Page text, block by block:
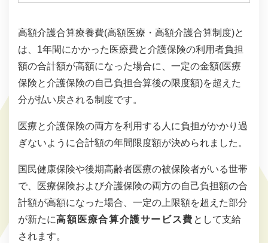
高額介護合算療養費(高額医療・高額介護合算制度)と
は、1年間にかかった医療費と介護保険の利用者負担
額の合計額が高額になった場合に、一定の金額(医療
保険と介護保険の自己負担合算後の限度額)を超えた
分が払い戻される制度です。
医療と介護保険の両方を利用する人に負担がかかり過
ぎないように合計額の年間限度額が決められました。
国民健康保険や後期高齢者医療の被保険者がいる世帯
で、医療保険および介護保険の両方の自己負担額の合
計額が高額になった場合、一定の上限額を超えた部分
が新たに高額医療合算介護サービス費 として支給
されます。